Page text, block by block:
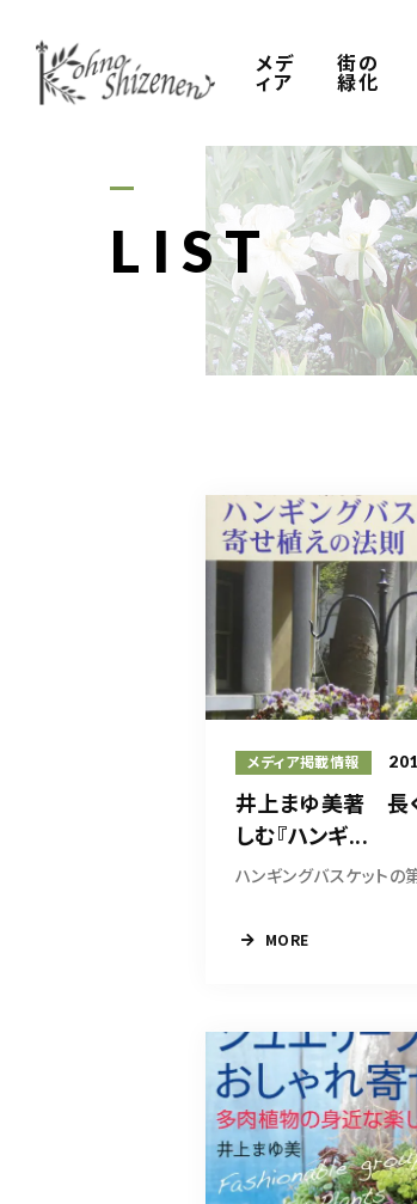
メデ
ィア
街の
緑化
LIST
メディア掲載情報
井上まゆ美著 長
しむ『ハンギ...
MORE